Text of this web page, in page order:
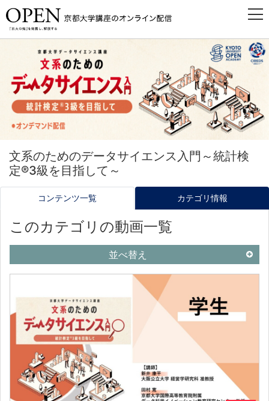
文系のためのデータサイエンス入門～統計検
定®3級を目指して～
コンテンツ一覧 カテゴリ情報
このカテゴリの動画一覧
並べ替え